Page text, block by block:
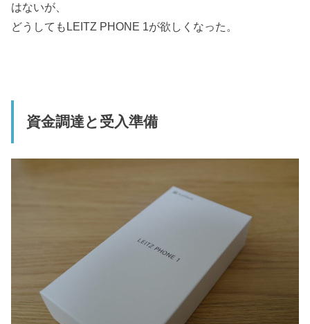
はないが、
どうしてもLEITZ PHONE 1が欲しくなった。
資金調達と受入準備